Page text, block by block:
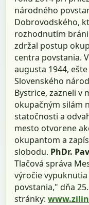
národného
Dobrovodského,
rozhodnutím
zdržal postup
centra povstania.
augusta 1944,
Slovenského
Bystrice, zazneli v
okupačným silám
statočnosti a
mesto otvorene
okupantom a
slobodu. PhDr.
Tlačová správa
výročie
povstania," dňa
stránky: